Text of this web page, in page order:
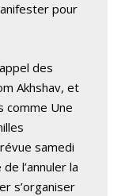
pour
des
Akhshav, et
comme Une
samedi
l’annuler la
s’organiser